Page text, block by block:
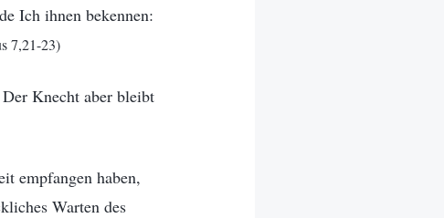
Ich ihnen bekennen:
7,21-23)
Knecht aber bleibt
empfangen haben,
Warten des